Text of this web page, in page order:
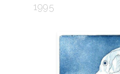
1995